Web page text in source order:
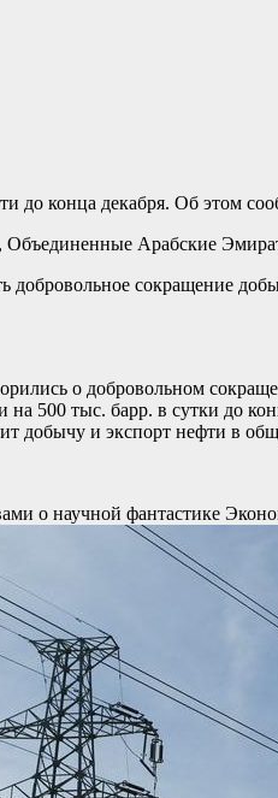
конца декабря. Об этом
Арабские
сокращение
о добровольном
на 500 тыс. барр. в сутки до
добычу и экспорт нефти в
о научной фантастике